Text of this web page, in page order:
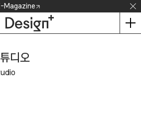
Magazine
디오